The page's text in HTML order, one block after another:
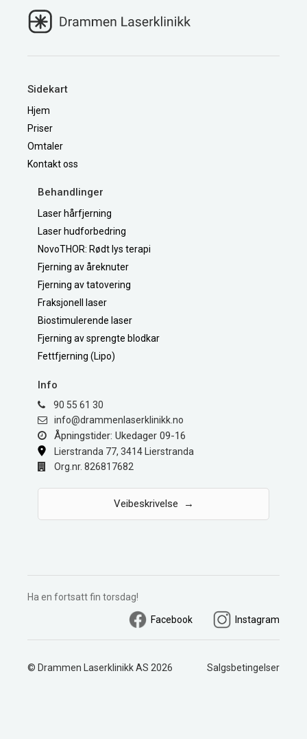
Sidekart
Hjem
Priser
Omtaler
Kontakt oss
Behandlinger
Laser hårfjerning
Laser hudforbedring
NovoTHOR: Rødt lys terapi
Fjerning av åreknuter
Fjerning av tatovering
Fraksjonell laser
Biostimulerende laser
Fjerning av sprengte blodkar
Fettfjerning (Lipo)
Info
90 55 61 30
on.kkinilkresalnemmard@ofni
Åpningstider: Ukedager 09-16
Lierstranda 77, 3414 Lierstranda
Org.nr. 826817682
Veibeskrivelse →
Ha en fortsatt fin torsdag!
Instagram
Facebook
© Drammen Laserklinikk AS 2026 Salgsbetingelser